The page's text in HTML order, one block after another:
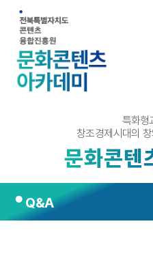
특화형
창조경제시대의
문화콘텐
Q&A